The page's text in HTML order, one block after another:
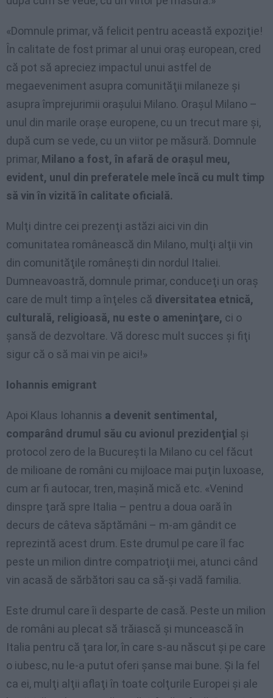
«Domnule primar, vă felicit pentru această expoziţie!
În calitate de fost primar al unui oraş european, cred
că pot să apreciez impactul unui astfel de
megaeveniment asupra comunităţii milaneze şi
asupra împrejurimii oraşului Milano. Oraşul Milano –
unul din marile oraşe europene, cu un trecut mare şi,
după cum se vede, cu un viitor pe măsură. Domnule
primar, Milano a fost, în afară de oraşul meu,
evident, unul din preferatele mele încă cu mult timp
să vin în vizită în calitate oficială.
Mulţi dintre cei prezenţi astăzi aici vin din
comunitatea românească din Milano, mulţi alţii vin
din comunităţile româneşti din nordul Italiei.
Dumneavoastră, domnule primar, conduceţi un oraş
care de mult timp a înţeles că diversitatea etnică,
culturală, religioasă, nu este o ameninţare, ci o
şansă de dezvoltare. Vă doresc mult succes şi fiţi
sigur că o să mai vin pe aici!»
Iohannis emigrant
Apoi Klaus Iohannis a devenit sentimental,
comparând drumul său cu avionul prezidenţial şi
protocol zero de la Bucureşti la Milano cu cel făcut
de milioane de români cu mijloace mai puţin luxoase,
cum ar fi autocar, tren, maşină mică etc. «Venind
dinspre ţară spre Italia – pentru a doua oară în
decurs de câteva săptămâni – m-am gândit ce
reprezintă acest drum. Este drumul pe care îl fac
peste un milion dintre compatrioţii mei, atunci când
vin acasă de sărbători sau ca să-și vadă familia.
Este drumul care îi desparte de casă. Peste un milion
de români au plecat să trăiască și muncească în
Italia pentru că ţara lor, în care s-au născut și pe care
o iubesc, nu le-a putut oferi șanse mai bune. Și la fel
ca ei, mulţi alţii aflaţi în toate colţurile Europei și ale